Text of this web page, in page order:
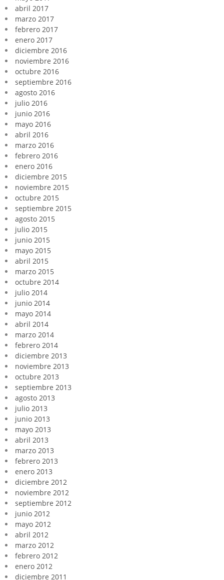
abril 2017
marzo 2017
febrero 2017
enero 2017
diciembre 2016
noviembre 2016
octubre 2016
septiembre 2016
agosto 2016
julio 2016
junio 2016
mayo 2016
abril 2016
marzo 2016
febrero 2016
enero 2016
diciembre 2015
noviembre 2015
octubre 2015
septiembre 2015
agosto 2015
julio 2015
junio 2015
mayo 2015
abril 2015
marzo 2015
octubre 2014
julio 2014
junio 2014
mayo 2014
abril 2014
marzo 2014
febrero 2014
diciembre 2013
noviembre 2013
octubre 2013
septiembre 2013
agosto 2013
julio 2013
junio 2013
mayo 2013
abril 2013
marzo 2013
febrero 2013
enero 2013
diciembre 2012
noviembre 2012
septiembre 2012
junio 2012
mayo 2012
abril 2012
marzo 2012
febrero 2012
enero 2012
diciembre 2011